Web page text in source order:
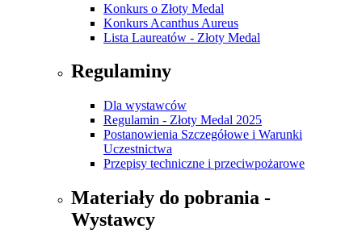
Konkurs o Złoty Medal
Konkurs Acanthus Aureus
Lista Laureatów - Złoty Medal
Regulaminy
Dla wystawców
Regulamin - Złoty Medal 2025
Postanowienia Szczegółowe i Warunki
Uczestnictwa
Przepisy techniczne i przeciwpożarowe
Materiały do pobrania -
Wystawcy